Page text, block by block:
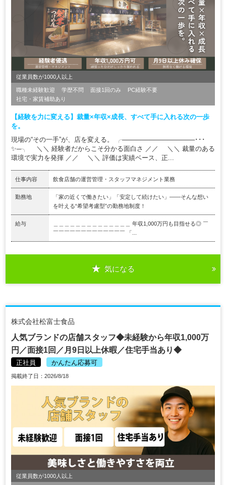
従業員数が1000人以上
職種未経験歓迎 学歴不問 面接1回のみ
PC経験不要
社宅・家賃補助あり
【経験を力に変える】裁量×年収×成長、すべて手に入れる次の一歩
を。
現場の“その一手”が、店を変える。 ╭────────────────･･･
✨─╮ ＼＼ 経験者だからこそ分かる面白さ ／／ ＼＼ 裁量のある
環境で実力を発揮 ／／ ＼＼ 評価は実績ベース、正...
仕事内容 飲食店舗の運営管理・スタッフマネジメント業務
勤務地
「家の近くで働きたい」「安定して続けたい」――そんな想い
を叶える“希望考慮型”の勤務地制度！
給与
＿＿＿＿＿＿＿＿＿＿＿＿＿＿ 年収1,000万円も目指せる◎ ￣
￣￣￣￣￣￣￣￣￣￣￣￣￣ 「...
気になる
株式会社松富士食品
人気ブランドの店舗スタッフ◆未経験から年収1,000万
円／面接1回／月9日以上休暇／住宅手当あり◆
正社員 かんたん応募可
掲載終了日：2026/8/18
従業員数が1000人以上